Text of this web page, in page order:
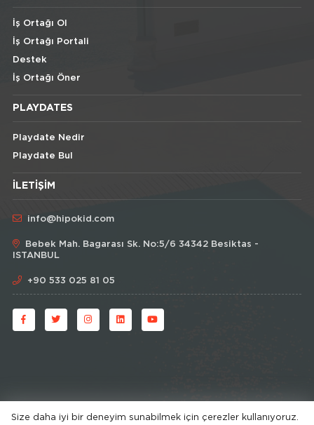
İş Ortağı Ol
İş Ortağı Portali
Destek
İş Ortağı Öner
PLAYDATES
Playdate Nedir
Playdate Bul
İLETIŞIM
info@hipokid.com
Bebek Mah. Bagarası Sk. No:5/6 34342 Besiktas -
ISTANBUL
+90 533 025 81 05
Size daha iyi bir deneyim sunabilmek için çerezler kullanıyoruz.